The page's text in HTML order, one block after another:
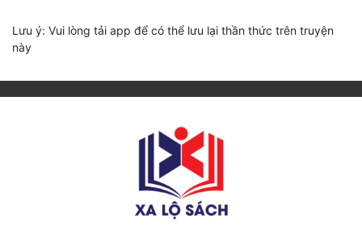
Lưu ý: Vui lòng tải app để có thể lưu lại thần thức trên truyện
này